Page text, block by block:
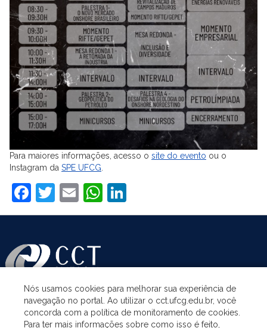
Para maiores informações, acesso o site do evento ou o
Instagram da SPE UFCG
Facebook
Twitter
EmailWhatsApp
ASSUNTOS
Nós usamos cookies para melhorar sua experiência de
navegação no portal. Ao utilizar o cct.ufcg.edu.br, você
concorda com a política de monitoramento de cookies.
Para ter mais informações sobre como isso é feito,